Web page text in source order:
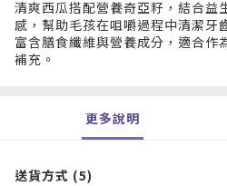
清爽西瓜搭配營養奇亞籽，結合益
感，幫助毛孩在咀嚼過程中清潔牙
富含膳食纖維與營養成分，適合作
補充。
更多說明
送貨方式 (5)